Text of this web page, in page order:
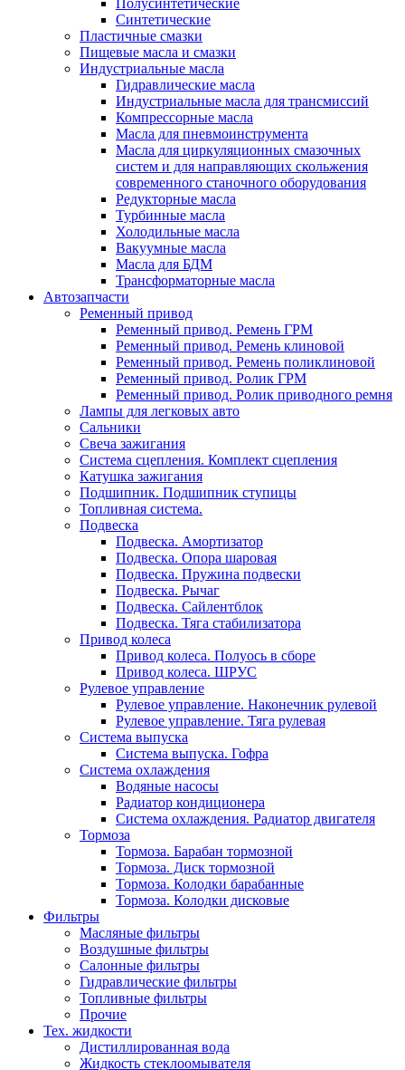
Полусинтетические
Синтетические
Пластичные смазки
Пищевые масла и смазки
Индустриальные масла
Гидравлические масла
Индустриальные масла для трансмиссий
Компрессорные масла
Масла для пневмоинструмента
Масла для циркуляционных смазочных
систем и для направляющих скольжения
современного станочного оборудования
Редукторные масла
Турбинные масла
Холодильные масла
Вакуумные масла
Масла для БДМ
Трансформаторные масла
Автозапчасти
Ременный привод
Ременный привод. Ремень ГРМ
Ременный привод. Ремень клиновой
Ременный привод. Ремень поликлиновой
Ременный привод. Ролик ГРМ
Ременный привод. Ролик приводного ремня
Лампы для легковых авто
Сальники
Свеча зажигания
Система сцепления. Комплект сцепления
Катушка зажигания
Подшипник. Подшипник ступицы
Топливная система.
Подвеска
Подвеска. Амортизатор
Подвеска. Опора шаровая
Подвеска. Пружина подвески
Подвеска. Рычаг
Подвеска. Сайлентблок
Подвеска. Тяга стабилизатора
Привод колеса
Привод колеса. Полуось в сборе
Привод колеса. ШРУС
Рулевое управление
Рулевое управление. Наконечник рулевой
Рулевое управление. Тяга рулевая
Система выпуска
Система выпуска. Гофра
Система охлаждения
Водяные насосы
Радиатор кондиционера
Система охлаждения. Радиатор двигателя
Тормоза
Тормоза. Барабан тормозной
Тормоза. Диск тормозной
Тормоза. Колодки барабанные
Тормоза. Колодки дисковые
Фильтры
Масляные фильтры
Воздушные фильтры
Салонные фильтры
Гидравлические фильтры
Топливные фильтры
Прочие
Тех. жидкости
Дистиллированная вода
Жидкость стеклоомывателя